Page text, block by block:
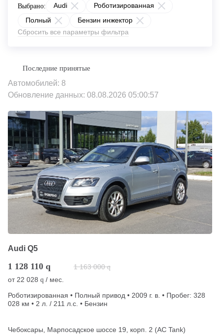
Выбрано: Audi
Роботизированная
Полный
Бензин инжектор
Сбросить все параметры фильтра
Автомобилей: 8
Обновление данных: 08.08.2026 05:00:57
Audi Q5
1 128 110 q 1 163 000 q
от 22 028 q / мес.
Роботизированная • Полный привод • 2009 г. в. • Пробег: 328
028 км • 2 л. / 211 л.с. • Бензин
Чебоксары, Марпосадское шоссе 19, корп. 2 (АС Tank)